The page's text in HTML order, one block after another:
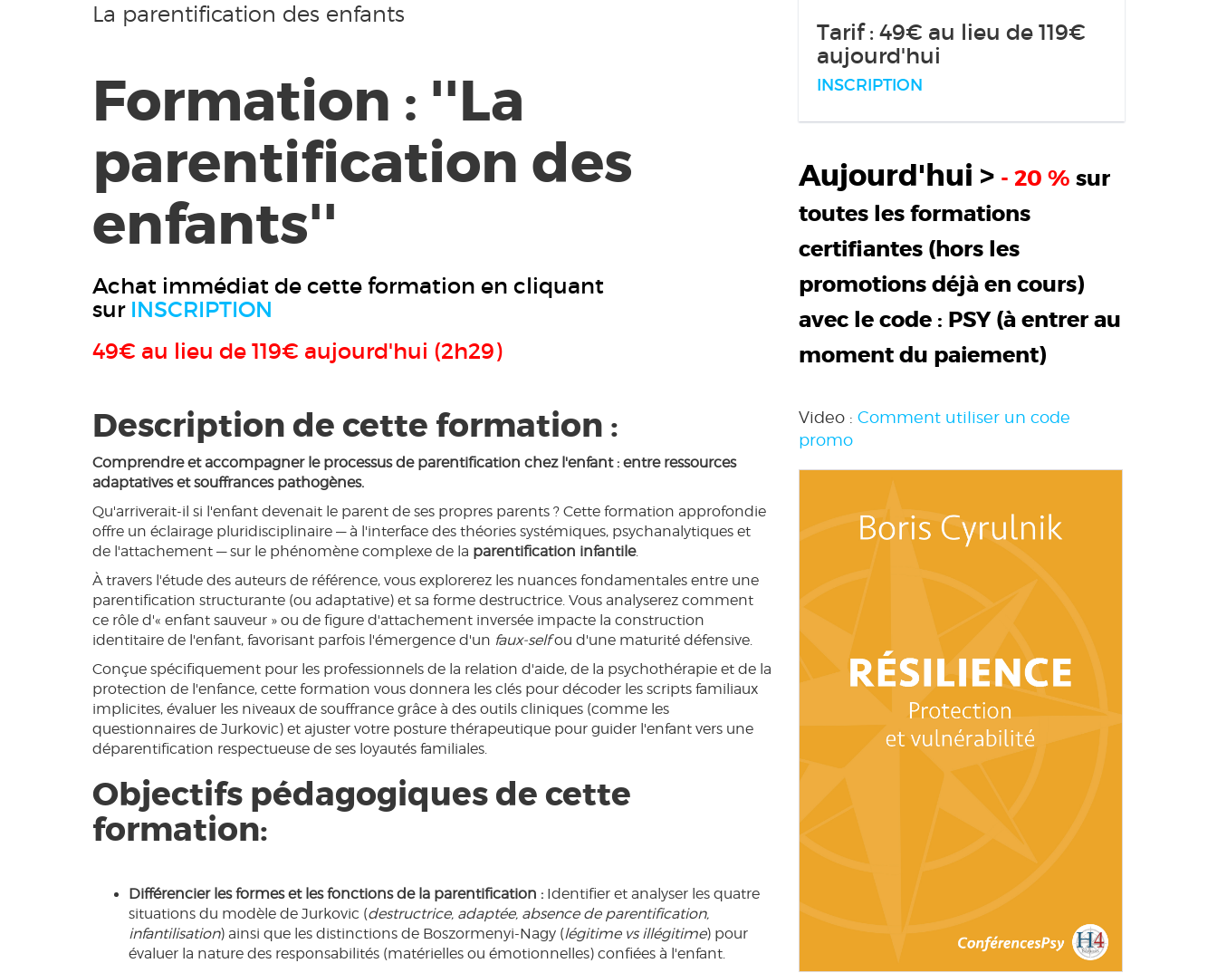
La parentification des enfants
Formation : ''La
parentification des
enfants''
Achat immédiat de cette formation en cliquant
sur INSCRIPTION
49€ au lieu de 119€ aujourd'hui (2h29)
Description de cette formation :
Comprendre et accompagner le processus de parentification chez l'enfant : entre ressources
adaptatives et souffrances pathogènes.
Qu'arriverait-il si l'enfant devenait le parent de ses propres parents ? Cette formation approfondie
offre un éclairage pluridisciplinaire — à l'interface des théories systémiques, psychanalytiques et
de l'attachement — sur le phénomène complexe de la parentification infantile.
À travers l'étude des auteurs de référence, vous explorerez les nuances fondamentales entre une
parentification structurante (ou adaptative) et sa forme destructrice. Vous analyserez comment
ce rôle d'« enfant sauveur » ou de figure d'attachement inversée impacte la construction
identitaire de l'enfant, favorisant parfois l'émergence d'un faux-selfou d'une maturité défensive.
Conçue spécifiquement pour les professionnels de la relation d'aide, de la psychothérapie et de la
protection de l'enfance, cette formation vous donnera les clés pour décoder les scripts familiaux
implicites, évaluer les niveaux de souffrance grâce à des outils cliniques (comme les
questionnaires de Jurkovic) et ajuster votre posture thérapeutique pour guider l'enfant vers une
déparentification respectueuse de ses loyautés familiales.
Objectifs pédagogiques de cette
formation:
Différencier les formes et les fonctions de la parentification : Identifier et analyser les quatre
situations du modèle de Jurkovic (destructrice, adaptée, absence de parentification,
infantilisation) ainsi que les distinctions de Boszormenyi-Nagy (légitime vs illégitime) pour
évaluer la nature des responsabilités (matérielles ou émotionnelles) confiées à l'enfant.
Tarif : 49€ au lieu de 119€
aujourd'hui
INSCRIPTION
Aujourd'hui > - 20 % sur
toutes les formations
certifiantes (hors les
promotions déjà en cours)
avec le code : PSY(à entrer au
moment du paiement)
Video : Comment utiliser un code
promo